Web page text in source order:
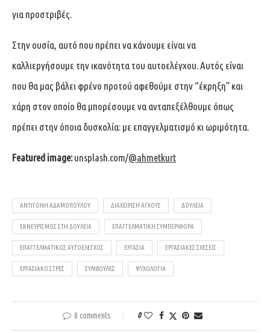
για προστριβές.
Στην ουσία, αυτό που πρέπει να κάνουμε είναι να
καλλιεργήσουμε την ικανότητα του αυτοελέγχου. Αυτός είναι
που θα μας βάλει φρένο προτού αφεθούμε στην “έκρηξη” και
χάρη στον οποίο θα μπορέσουμε να ανταπεξέλθουμε όπως
πρέπει στην όποια δυσκολία: με επαγγελματισμό κι ωριμότητα.
Featured image:unsplash.com/@ahmetkurt
ΑΝΤΙΓΌΝΗ ΑΔΑΜΟΠΟΎΛΟΥ ΔΙΑΧΕΊΡΙΣΗ ΆΓΧΟΥΣ ΔΟΥΛΕΙΆ
ΕΚΝΕΥΡΙΣΜΌΣ ΣΤΗ ΔΟΥΛΕΙΆ ΕΠΑΓΓΕΛΜΑΤΙΚΉ ΣΥΜΠΕΡΙΦΟΡΆ
ΕΠΑΓΓΕΛΜΑΤΙΚΌΣ ΑΥΤΟΈΛΕΓΧΟΣ ΕΡΓΑΣΊΑ ΕΡΓΑΣΙΑΚΈΣ ΣΧΈΣΕΙΣ
ΕΡΓΑΣΙΑΚΌ ΣΤΡΕΣ ΣΥΜΒΟΥΛΈΣ ΨΥΧΟΛΟΓΊΑ
0 comments 0